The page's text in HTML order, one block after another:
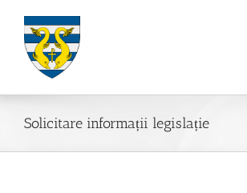
content
Solicitare informații legislație